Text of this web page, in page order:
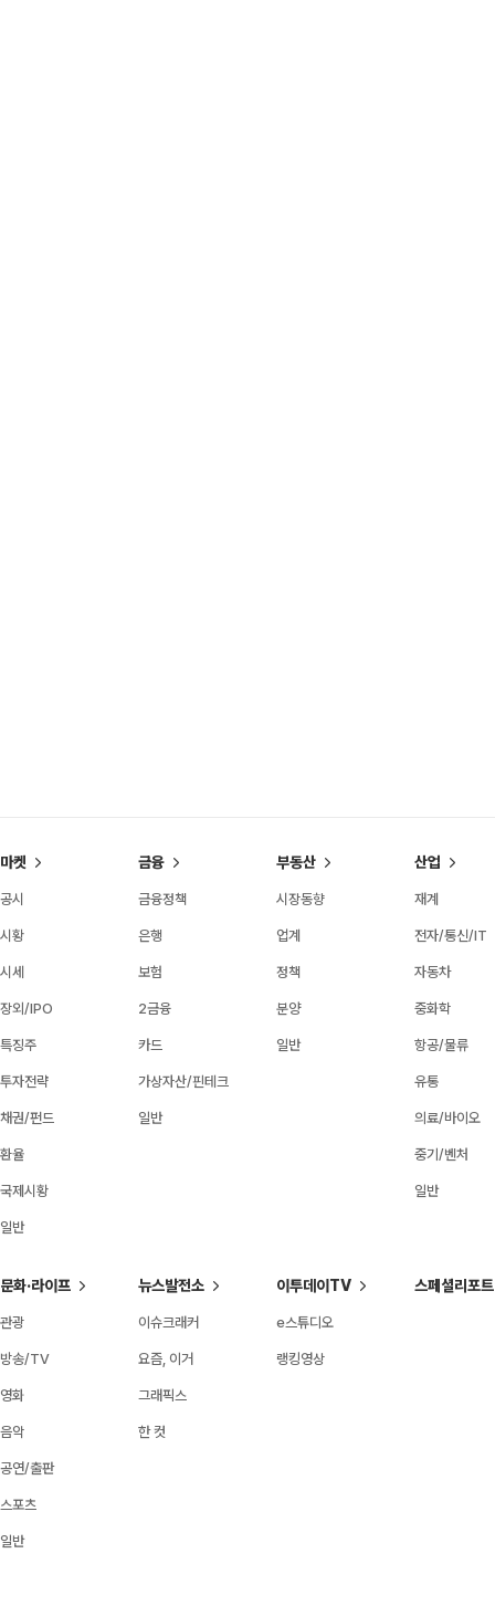
마켓
공시
시황
시세
장외/IPO
특징주
투자전략
채권/펀드
환율
국제시황
일반
금융
금융정책
은행
보험
2금융
카드
가상자산/핀테크
일반
부동산
시장동향
업계
정책
분양
일반
산업
재계
전자/통신/IT
자동차
중화학
항공/물류
유통
의료/바이오
중기/벤처
일반
문화·라이프
관광
방송/TV
영화
음악
공연/출판
스포츠
일반
뉴스발전소
이슈크래커
요즘, 이거
그래픽스
한 컷
이투데이TV
e스튜디오
랭킹영상
스페셜리포트